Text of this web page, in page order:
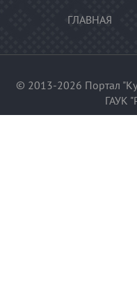
ГЛАВНАЯ
© 2013-2026 Портал
ГАУК